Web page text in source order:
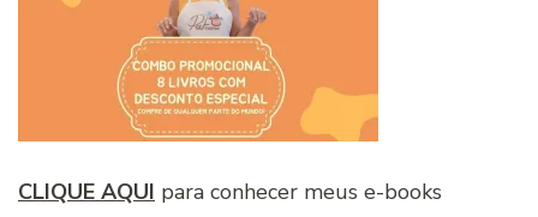
CLIQUE AQUI para conhecer meus e-books